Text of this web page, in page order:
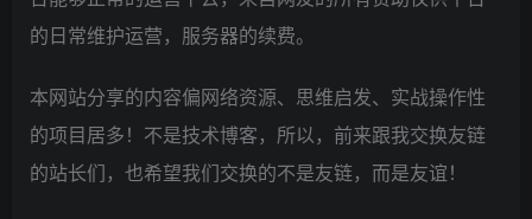
的日常维护运营，服务器的续费。
本网站分享的内容偏网络资源、思维启发、实战操作性
的项目居多！不是技术博客，所以，前来跟我交换友链
的站长们，也希望我们交换的不是友链，而是友谊！